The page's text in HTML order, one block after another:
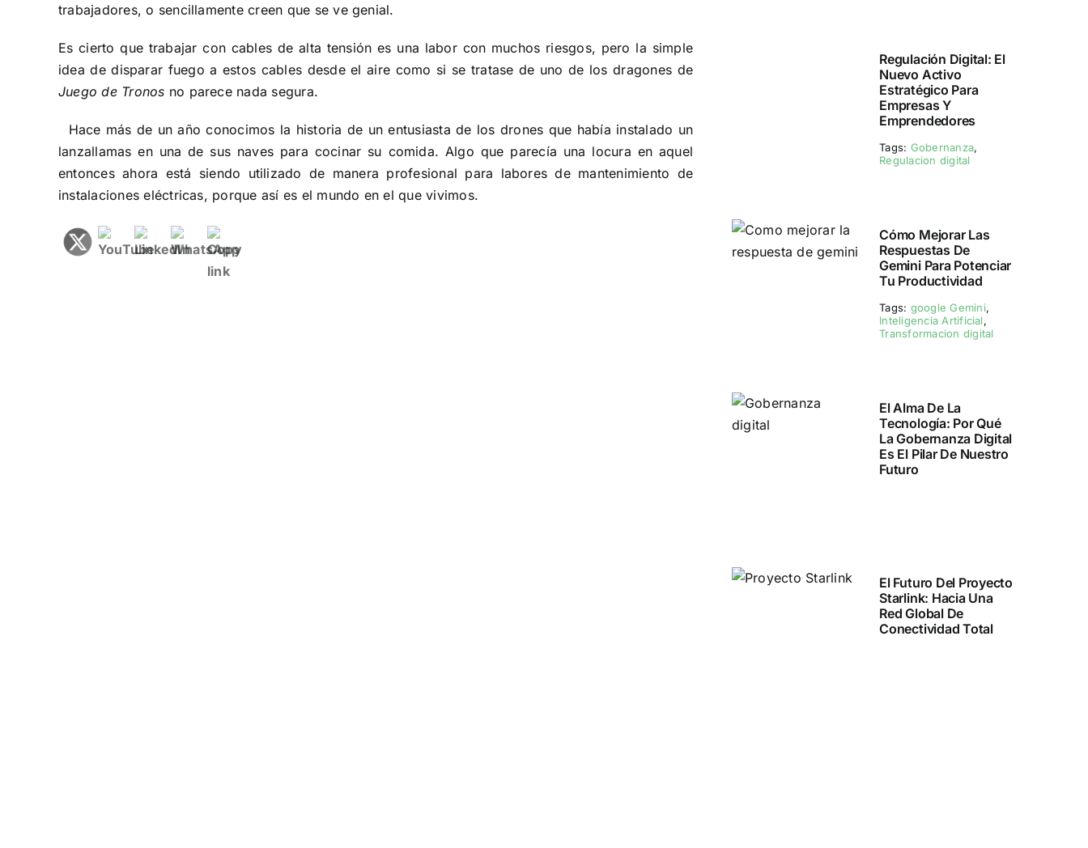
trabajadores, o sencillamente creen que se ve genial.
Es cierto que trabajar con cables de alta tensión es una labor con muchos riesgos, pero la simple
idea de disparar fuego a estos cables desde el aire como si se tratase de uno de los dragones de
Juego de Tronos no parece nada segura.
Hace más de un año conocimos la historia de un entusiasta de los drones que había instalado un
lanzallamas en una de sus naves para cocinar su comida. Algo que parecía una locura en aquel
entonces ahora está siendo utilizado de manera profesional para labores de mantenimiento de
instalaciones eléctricas, porque así es el mundo en el que vivimos.
Regulación Digital: El
Nuevo Activo
Estratégico Para
Empresas Y
Emprendedores
Tags: Gobernanza,
Regulacion digital
Cómo Mejorar Las
Respuestas De
Gemini Para Potenciar
Tu Productividad
Tags: google Gemini,
Inteligencia Artificial,
Transformacion digital
El Alma De La
Tecnología: Por Qué
La Gobernanza Digital
Es El Pilar De Nuestro
Futuro
El Futuro Del Proyecto
Starlink: Hacia Una
Red Global De
Conectividad Total